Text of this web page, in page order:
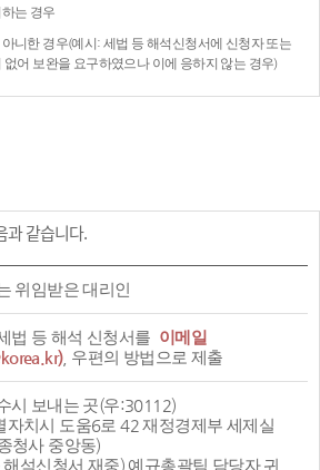
는 경우
니한 경우(예시: 세법 등 해석신청서에 신청자 또는
어 보완을 요구하였으나 이에 응하지 않는 경우)
과 같습니다.
위임받은 대리인
법 등 해석 신청서를 이메일
, 우편의 방법으로 제출
시 보내는 곳(우:30112)
자치시 도움6로 42 재정경제부 세제실
청사 중앙동)
해석신청서 재중) 예규총괄팀 담당자 귀